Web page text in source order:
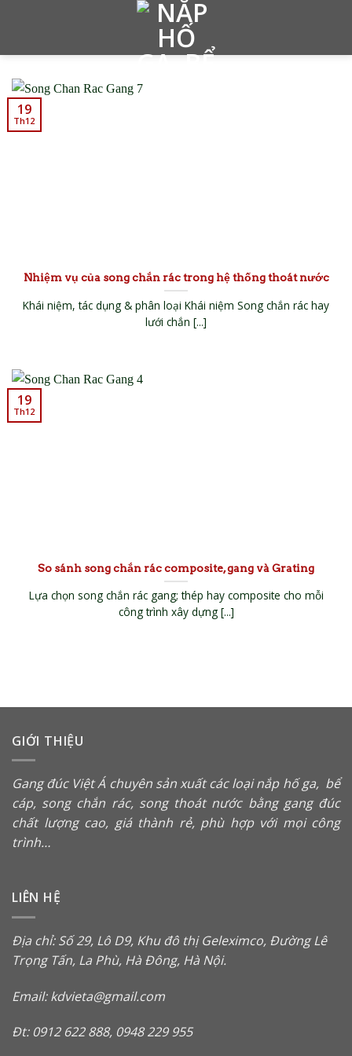
Nhiệm vụ của song chắn rác trong hệ thống thoát nước
Khái niệm, tác dụng & phân loại Khái niệm Song chắn rác hay
lưới chắn [...]
19
Th12
So sánh song chắn rác composite, gang và Grating
Lựa chọn song chắn rác gang; thép hay composite cho mỗi
công trình xây dựng [...]
19
Th12
GIỚI THIỆU
Gang đúc Việt Á chuyên sản xuất các loạinắp hố ga, bể
cáp, song chắn rác, song thoát nước bằng gang đúc
chất lượng cao, giá thành rẻ, phù hợp với mọi công
trình…
LIÊN HỆ
Địa chỉ: Số 29, Lô D9, Khu đô thị Geleximco, Đường Lê
Trọng Tấn, La Phù, Hà Đông, Hà Nội.
Email: kdvieta@gmail.com
Đt: 0912 622 888, 0948 229 955